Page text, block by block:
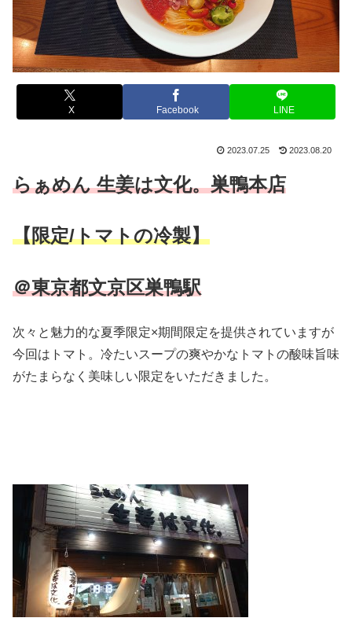
X Facebook LINE
2023.07.25 2023.08.20
らぁめん 生姜は文化。巣鴨本店
【限定/トマトの冷製】
＠東京都文京区巣鴨駅
次々と魅力的な夏季限定×期間限定を提供されていますが
今回はトマト。冷たいスープの爽やかなトマトの酸味旨味
がたまらなく美味しい限定をいただきました。